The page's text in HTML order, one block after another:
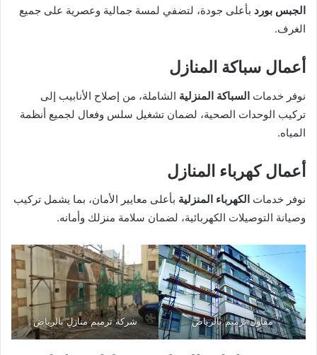
الجبس بورد بأعلى جودة، لتضفي لمسة جمالية وعصرية على جميع
الغرف.
أعمال سباكة المنازل
نوفر خدمات السباكة المنزلية الشاملة، من إصلاح الأنابيب إلى
تركيب الوحدات الصحية، لضمان تشغيل سلس وفعال لجميع أنظمة
المياه.
أعمال كهرباء المنازل
نوفر خدمات الكهرباء المنزلية بأعلى معايير الأمان، بما يشمل تركيب
وصيانة التوصيلات الكهربائية، لضمان سلامة منزلك وأمانه.
مقاول ترميم بالرياض شركة ترميم منازل بالرياض